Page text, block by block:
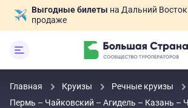
Выгодные билеты на Дальний
продаже
Главная Круизы
Речные круизы
Пермь – Чайковский – Агидель – Казань –